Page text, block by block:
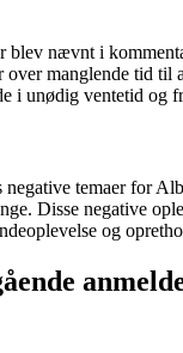
nævnt i
manglende tid
i unødig ventetid og
temaer for
Disse negative
og